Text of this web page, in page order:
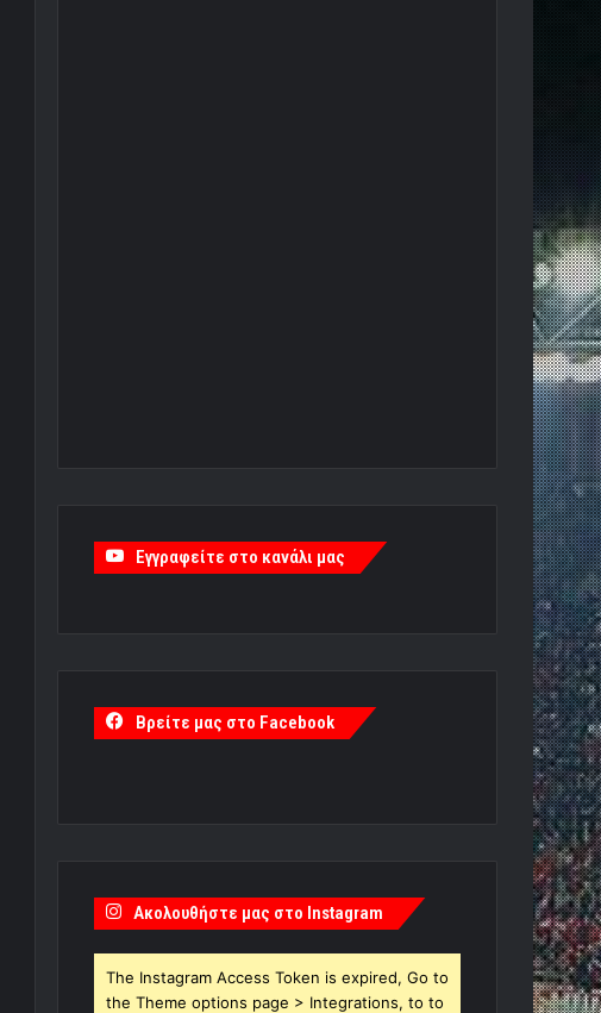
Εγγραφείτε στο κανάλι μας
Βρείτε μας στο Facebook
Ακολουθήστε μας στο Instagram
The Instagram Access Token is expired, Go to
the Theme options page > Integrations, to to